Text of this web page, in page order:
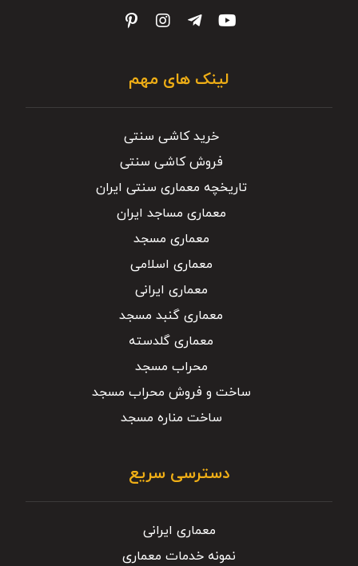
لینک های مهم
خرید کاشی سنتی
فروش کاشی سنتی
تاریخچه معماری سنتی ایران
معماری مساجد ایران
معماری مسجد
معماری اسلامی
معماری ایرانی
معماری گنبد مسجد
معماری گلدسته
محراب مسجد
ساخت و فروش محراب مسجد
ساخت مناره مسجد
دسترسی سریع
معماری ایرانی
نمونه خدمات معماری